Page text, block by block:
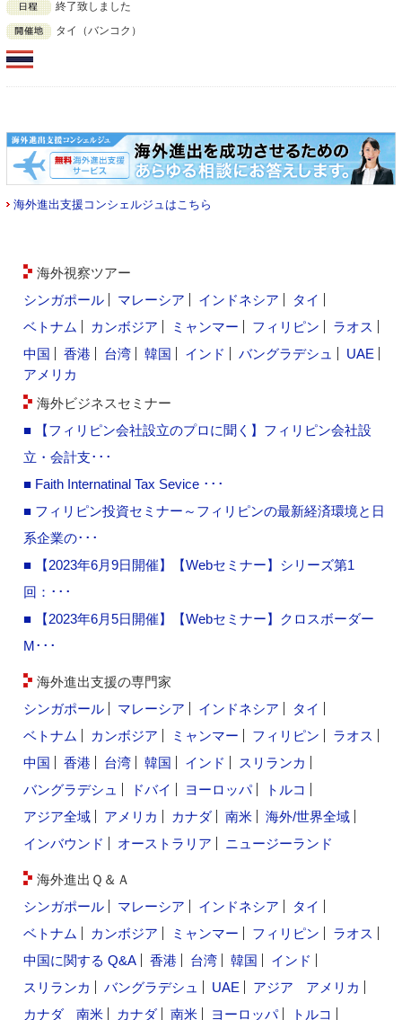
終了致しました
タイ（バンコク）
海外進出支援コンシェルジュはこちら
海外視察ツアー
シンガポール
マレーシア インドネシア
タイ
ベトナム
カンボジア ミャンマー フィリピン
ラオス
中国
香港 台湾 韓国 インド バングラデシュ
UAE
アメリカ
海外ビジネスセミナー
■ 【フィリピン会社設立のプロに聞く】フィリピン会社設
立・会計支･･･
■ Faith Internatinal Tax Sevice ･･･
■ フィリピン投資セミナー～フィリピンの最新経済環境と日
系企業の･･･
■ 【2023年6月9日開催】【Webセミナー】シリーズ第1
回：･･･
■ 【2023年6月5日開催】【Webセミナー】クロスボーダー
M･･･
海外進出支援の専門家
シンガポール
マレーシア インドネシア
タイ
ベトナム
カンボジア ミャンマー フィリピン
ラオス
中国
香港 台湾 韓国 インド
スリランカ
バングラデシュ
ドバイ ヨーロッパ
トルコ
アジア全域
アメリカ カナダ 南米
海外/世界全域
インバウンド
オーストラリア ニュージーランド
海外進出Ｑ＆Ａ
シンガポール
マレーシア インドネシア
タイ
ベトナム
カンボジア ミャンマー フィリピン
ラオス
中国に関する Q&A
香港 台湾 韓国
インド
スリランカ
バングラデシュ UAE アジア
アメリカ
カナダ
南米 カナダ 南米 ヨーロッパ トルコ